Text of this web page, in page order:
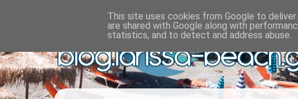
This site uses cookies from Google to
are shared with Google along with
statistics, and to detect and address abuse.